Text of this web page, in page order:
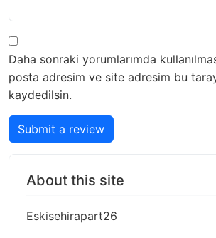
Daha sonraki yorumlarımda
posta adresim ve site adresim bu
kaydedilsin.
Submit a review
About this site
Eskisehirapart26